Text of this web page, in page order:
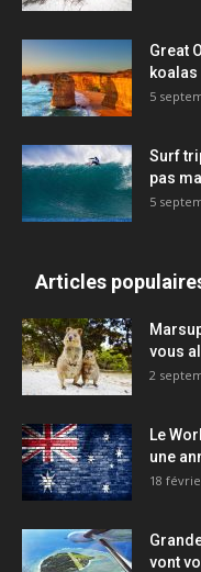
Great
koalas
5
Surf
pas
5
Articles
vous
2
Le
une
18
vont